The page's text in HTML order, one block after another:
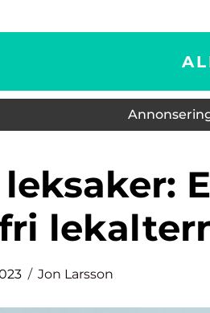
Jon Larsson